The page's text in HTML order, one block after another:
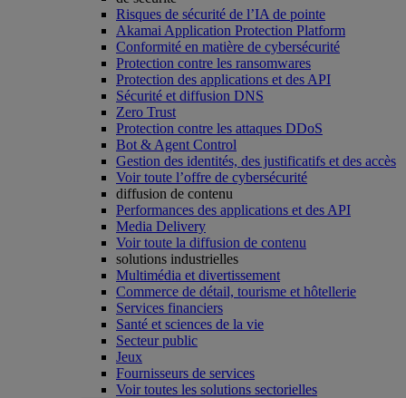
Risques de sécurité de l’IA de pointe
Akamai Application Protection Platform
Conformité en matière de cybersécurité
Protection contre les ransomwares
Protection des applications et des API
Sécurité et diffusion DNS
Zero Trust
Protection contre les attaques DDoS
Bot & Agent Control
Gestion des identités, des justificatifs et des accès
Voir toute l’offre de cybersécurité
diffusion de contenu
Performances des applications et des API
Media Delivery
Voir toute la diffusion de contenu
solutions industrielles
Multimédia et divertissement
Commerce de détail, tourisme et hôtellerie
Services financiers
Santé et sciences de la vie
Secteur public
Jeux
Fournisseurs de services
Voir toutes les solutions sectorielles